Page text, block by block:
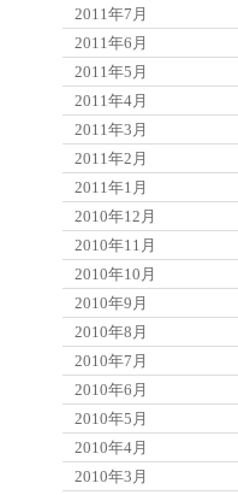
2011年7月
2011年6月
2011年5月
2011年4月
2011年3月
2011年2月
2011年1月
2010年12月
2010年11月
2010年10月
2010年9月
2010年8月
2010年7月
2010年6月
2010年5月
2010年4月
2010年3月